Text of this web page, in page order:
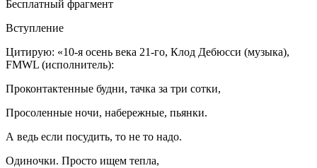
Бесплатный фрагмент
Вступление
Цитирую: «10-я осень века 21-го, Клод Дебюсси (музыка),
FMWL (исполнитель):
Проконтактенные будни, тачка за три сотки,
Просоленные ночи, набережные, пьянки.
А ведь если посудить, то не то надо.
Одиночки. Просто ищем тепла,